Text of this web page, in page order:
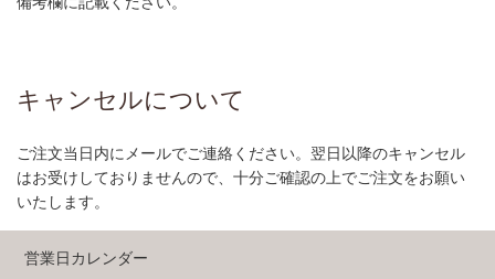
キャンセルについて
ご注文当日内にメールでご連絡ください。翌日以降のキャンセル
はお受けしておりませんので、十分ご確認の上でご注文をお願い
いたします。
営業日カレンダー